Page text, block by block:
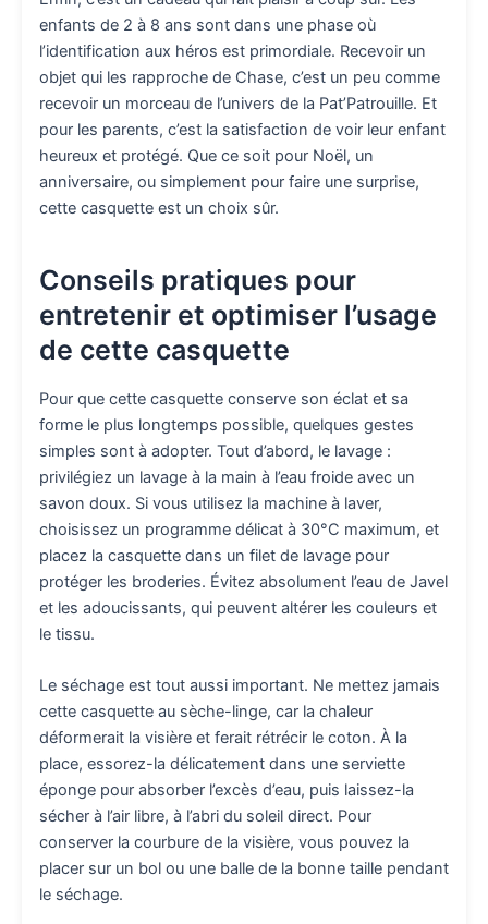
enfants de 2 à 8 ans sont dans une phase où
l’identification aux héros est primordiale. Recevoir un
objet qui les rapproche de Chase, c’est un peu comme
recevoir un morceau de l’univers de la Pat’Patrouille. Et
pour les parents, c’est la satisfaction de voir leur enfant
heureux et protégé. Que ce soit pour Noël, un
anniversaire, ou simplement pour faire une surprise,
cette casquette est un choix sûr.
Conseils pratiques pour
entretenir et optimiser l’usage
de cette casquette
Pour que cette casquette conserve son éclat et sa
forme le plus longtemps possible, quelques gestes
simples sont à adopter. Tout d’abord, le lavage :
privilégiez un lavage à la main à l’eau froide avec un
savon doux. Si vous utilisez la machine à laver,
choisissez un programme délicat à 30°C maximum, et
placez la casquette dans un filet de lavage pour
protéger les broderies. Évitez absolument l’eau de Javel
et les adoucissants, qui peuvent altérer les couleurs et
le tissu.
Le séchage est tout aussi important. Ne mettez jamais
cette casquette au sèche-linge, car la chaleur
déformerait la visière et ferait rétrécir le coton. À la
place, essorez-la délicatement dans une serviette
éponge pour absorber l’excès d’eau, puis laissez-la
sécher à l’air libre, à l’abri du soleil direct. Pour
conserver la courbure de la visière, vous pouvez la
placer sur un bol ou une balle de la bonne taille pendant
le séchage.